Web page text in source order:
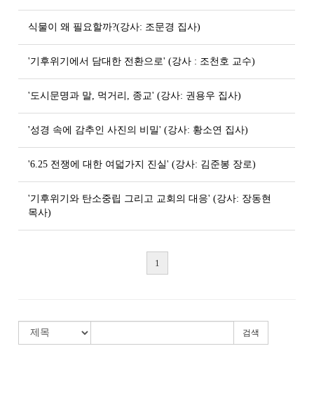
식물이 왜 필요할까?(강사: 조문경 집사)
'기후위기에서 담대한 전환으로' (강사 : 조천호 교수)
'도시문명과 말, 먹거리, 종교' (강사: 권용우 집사)
'성경 속에 감추인 사진의 비밀' (강사: 황소연 집사)
'6.25 전쟁에 대한 여덟가지 진실' (강사: 김준봉 장로)
'기후위기와 탄소중립 그리고 교회의 대응' (강사: 장동현
목사)
1
검색